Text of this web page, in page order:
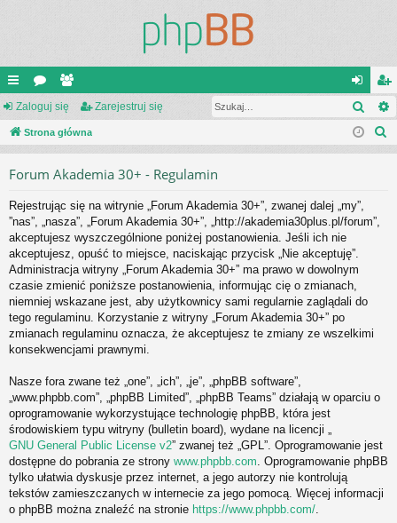
ię
ce
or
a
ży
tk
ni
cy
al
og
ę
ar
ej
Zaloguj się Zarejestruj się
Strona główna
Forum Akademia 30+ - Regulamin
Rejestrując się na witrynie „Forum Akademia 30+”, zwanej dalej „my”,
”nas”, „nasza”, „Forum Akademia 30+”, „http://akademia30plus.pl/forum”,
akceptujesz wyszczególnione poniżej postanowienia. Jeśli ich nie
akceptujesz, opuść to miejsce, naciskając przycisk „Nie akceptuję”.
Administracja witryny „Forum Akademia 30+” ma prawo w dowolnym
czasie zmienić poniższe postanowienia, informując cię o zmianach,
niemniej wskazane jest, aby użytkownicy sami regularnie zaglądali do
tego regulaminu. Korzystanie z witryny „Forum Akademia 30+” po
zmianach regulaminu oznacza, że akceptujesz te zmiany ze wszelkimi
konsekwencjami prawnymi.
Nasze fora zwane też „one”, „ich”, „je”, „phpBB software”,
„www.phpbb.com”, „phpBB Limited”, „phpBB Teams” działają w oparciu o
oprogramowanie wykorzystujące technologię phpBB, która jest
środowiskiem typu witryny (bulletin board), wydane na licencji „
GNU General Public License v2” zwanej też „GPL”. Oprogramowanie jest
dostępne do pobrania ze strony www.phpbb.com . Oprogramowanie phpBB
tylko ułatwia dyskusje przez internet, a jego autorzy nie kontrolują
tekstów zamieszczanych w internecie za jego pomocą. Więcej informacji
o phpBB można znaleźć na stronie https://www.phpbb.com/